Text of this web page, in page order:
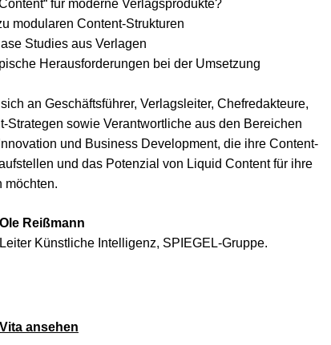
für moderne Verlagsprodukte?
modularen Content-Strukturen
Studies aus Verlagen
Herausforderungen bei der Umsetzung
an Geschäftsführer, Verlagsleiter, Chefredakteure,
Strategen sowie Verantwortliche aus den Bereichen
und Business Development, die ihre Content-
und das Potenzial von Liquid Content für ihre
möchten.
Ole Reißmann
Leiter Künstliche Intelligenz, SPIEGEL-Gruppe.
Vita ansehen